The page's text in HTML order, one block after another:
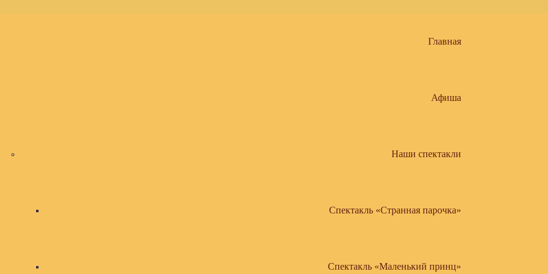
Главная
Афиша
Наши спектакли
Спектакль «Странная парочка»
Спектакль «Маленький принц»